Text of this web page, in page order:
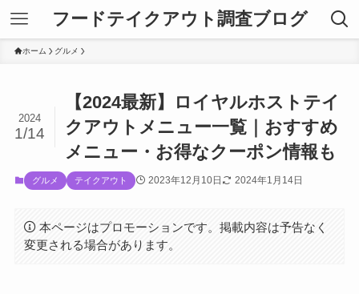
フードテイクアウト調査ブログ
ホーム グルメ
【2024最新】ロイヤルホストテイ
クアウトメニュー一覧｜おすすめ
メニュー・お得なクーポン情報も
2024
1/14
グルメ テイクアウト 2023年12月10日 2024年1月14日
本ページはプロモーションです。掲載内容は予告なく
変更される場合があります。